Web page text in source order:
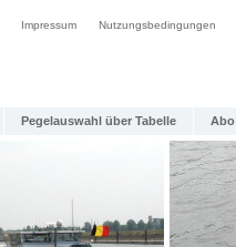
Impressum Nutzungsbedingungen
Pegelauswahl über Tabelle Abo